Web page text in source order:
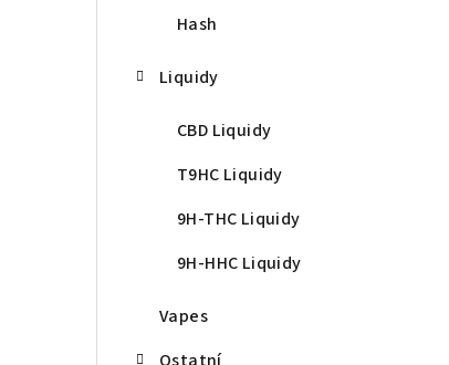
Hash
Liquidy
CBD Liquidy
T9HC Liquidy
9H-THC Liquidy
9H-HHC Liquidy
Vapes